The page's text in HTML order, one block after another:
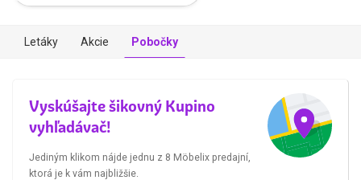
Letáky Akcie Pobočky
Vyskúšajte šikovný Kupino
vyhľadávač!
Jediným klikom nájde jednu z 8 Möbelix predajní,
ktorá je k vám najbližšie.